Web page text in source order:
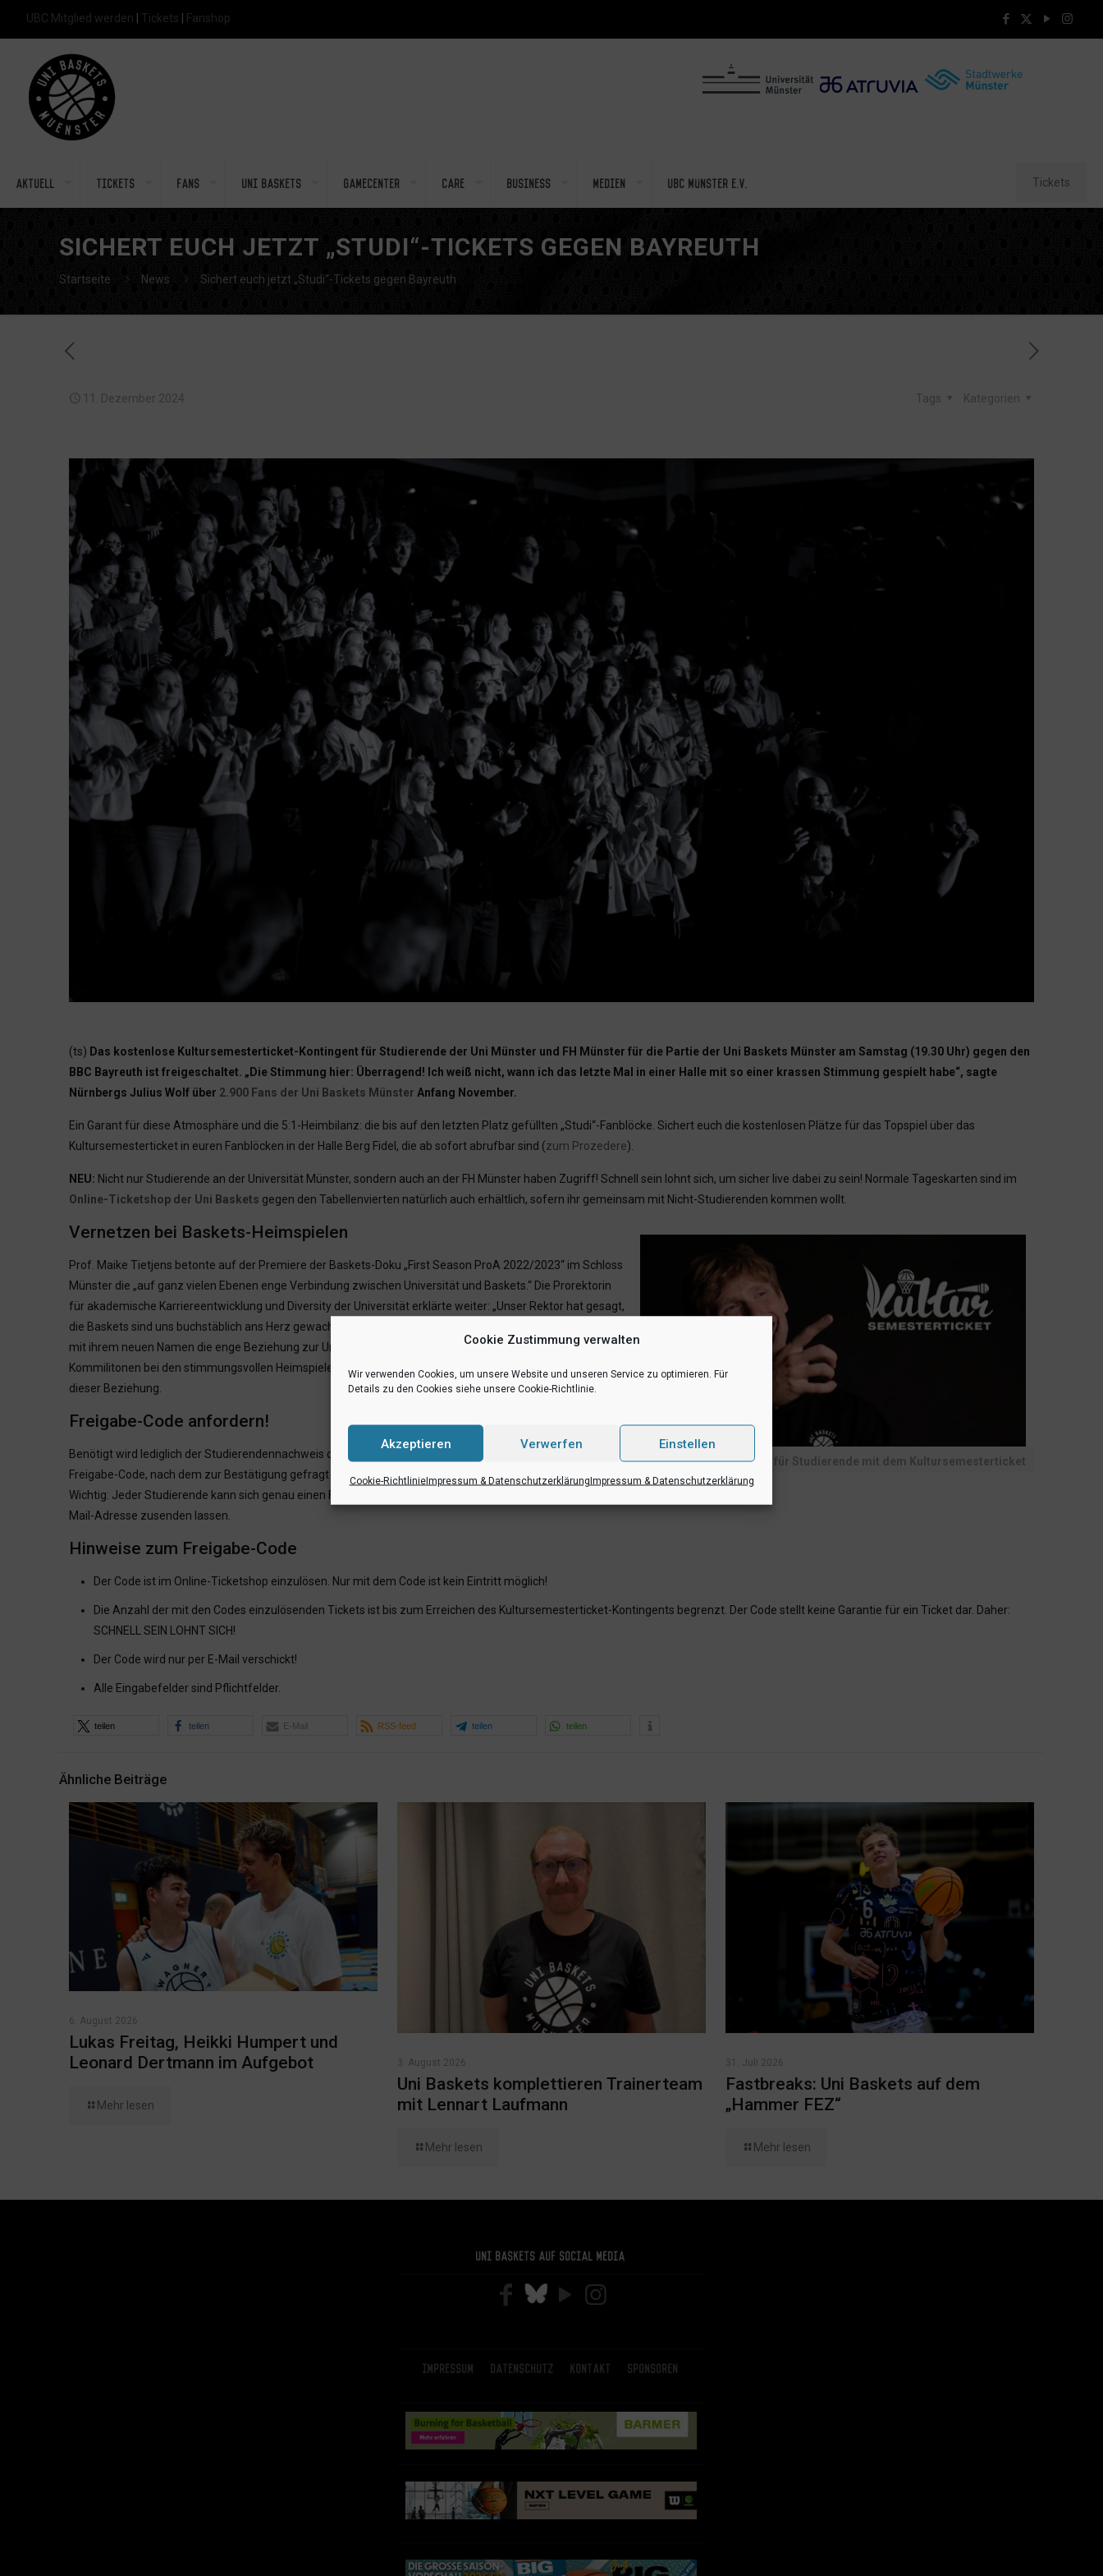
Cookie Zustimmung verwalten
Wir verwenden Cookies, um unsere Website und unseren Service zu optimieren. Für
Details zu den Cookies siehe unsere Cookie-Richtlinie.
Akzeptieren Verwerfen Einstellen
Cookie-RichtlinieImpressum & DatenschutzerklärungImpressum & Datenschutzerklärung
UBC Mitglied werden Tickets Fanshop
Aktuell Tickets Fans Uni Baskets Gamecenter Care Business Medien UBC Münster e.V. Tickets
SICHERT EUCH JETZT „STUDI“-TICKETS GEGEN BAYREUTH
Startseite News Sichert euch jetzt „Studi“-Tickets gegen Bayreuth
11. Dezember 2024 Kategorien
Tags
(ts) Das kostenlose Kultursemesterticket-Kontingent für Studierende der Uni Münster und FH Münster für die Partie der Uni Baskets Münster am Samstag (19.30 Uhr) gegen den
BBC Bayreuth ist freigeschaltet. „Die Stimmung hier: Überragend! Ich weiß nicht, wann ich das letzte Mal in einer Halle mit so einer krassen Stimmung gespielt habe“, sagte
Nürnbergs Julius Wolf über 2.900 Fans der Uni Baskets Münster Anfang November.
Ein Garant für diese Atmosphäre und die 5:1-Heimbilanz: die bis auf den letzten Platz gefüllten „Studi“-Fanblöcke. Sichert euch die kostenlosen Plätze für das Topspiel über das
Kultursemesterticket in euren Fanblöcken in der Halle Berg Fidel, die ab sofort abrufbar sind (zum Prozedere).
NEU: Nicht nur Studierende an der Universität Münster, sondern auch an der FH Münster haben Zugriff! Schnell sein lohnt sich, um sicher live dabei zu sein! Normale Tageskarten sind im
Online-Ticketshop der Uni Baskets gegen den Tabellenvierten natürlich auch erhältlich, sofern ihr gemeinsam mit Nicht-Studierenden kommen wollt.
Uni Baskets Münster – für Studierende mit dem Kultursemesterticket
Vernetzen bei Baskets-Heimspielen
Prof. Maike Tietjens betonte auf der Premiere der Baskets-Doku „First Season ProA 2022/2023“ im Schloss
Münster die „auf ganz vielen Ebenen enge Verbindung zwischen Universität und Baskets.“ Die Prorektorin
für akademische Karriereentwicklung und Diversity der Universität erklärte weiter: „Unser Rektor hat gesagt,
die Baskets sind uns buchstäblich ans Herz gewachsen. Insofern freuen wir uns sehr, dass die Baskets auch
mit ihrem neuen Namen die enge Beziehung zur Universität unterstreichen.“ Der kostenfreie Besuch mit den
Kommilitonen bei den stimmungsvollen Heimspielen der Uni Baskets in der Halle Berg Fidel ist eine Facette
dieser Beziehung.
Freigabe-Code anfordern!
Benötigt wird lediglich der Studierendennachweis der Uni an der Eingangskontrolle. Dazu beim Buchen der
Freigabe-Code, nach dem zur Bestätigung gefragt wird.
Wichtig: Jeder Studierende kann sich genau einen Freigabe-Code für ein Tagesticket an seine universitäre E-
Mail-Adresse zusenden lassen.
Hinweise zum Freigabe-Code
Der Code ist im Online-Ticketshop einzulösen. Nur mit dem Code ist kein Eintritt möglich!
Die Anzahl der mit den Codes einzulösenden Tickets ist bis zum Erreichen des Kultursemesterticket-Kontingents begrenzt. Der Code stellt keine Garantie für ein Ticket dar. Daher:
SCHNELL SEIN LOHNT SICH!
Der Code wird nur per E-Mail verschickt!
Alle Eingabefelder sind Pflichtfelder.
teilen teilen E-Mail RSS-feed teilen teilen
Ähnliche Beiträge
6. August 2026
Lukas Freitag, Heikki Humpert und
Leonard Dertmann im Aufgebot
Mehr lesen
3. August 2026
Uni Baskets komplettieren Trainerteam
mit Lennart Laufmann
Mehr lesen
31. Juli 2026
Fastbreaks: Uni Baskets auf dem
„Hammer FEZ“
Mehr lesen
Uni Baskets auf Social Media
Impressum Datenschutz Kontakt Sponsoren